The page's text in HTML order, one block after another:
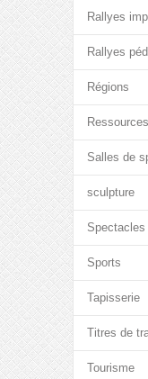
Rallyes
Rallyes
Régions
Ressources
Salles de
sculpture
Spectacles
Sports
Tapisserie
Titres de
Tourisme